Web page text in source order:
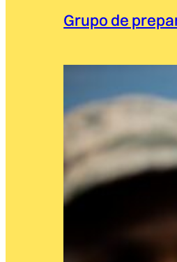
Grupo de